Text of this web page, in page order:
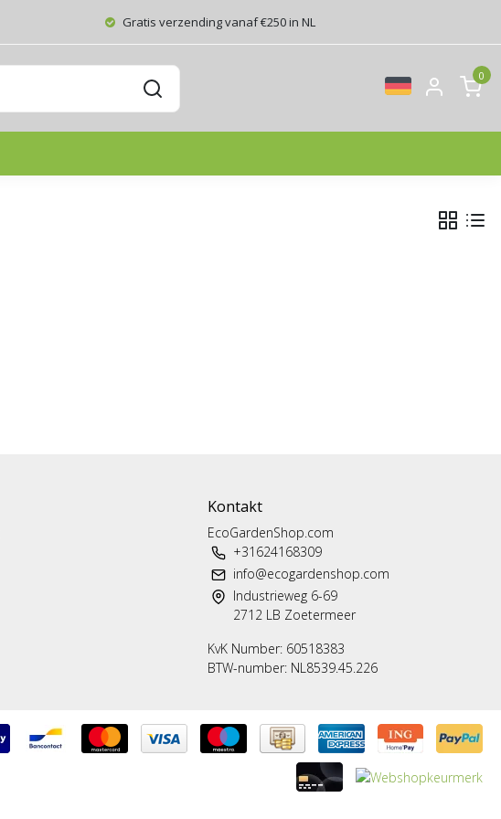
Gratis verzending vanaf €250 in NL
0
Kontakt
EcoGardenShop.com
+31624168309
info@ecogardenshop.com
Industrieweg 6-69
2712 LB Zoetermeer
KvK Number: 60518383
BTW-number: NL8539.45.226